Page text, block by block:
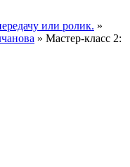
или ролик. »
» Мастер-класс 2: